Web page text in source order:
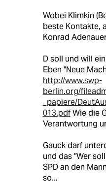
Wobei Klimkin
beste Kontakte,
Konrad
D soll und will
Eben "Neue
http://www.swp-
berlin.org/
_papiere/
013.pdfWie die
Verantwortung
Gauck darf
und das "Wer
SPD an den
so...